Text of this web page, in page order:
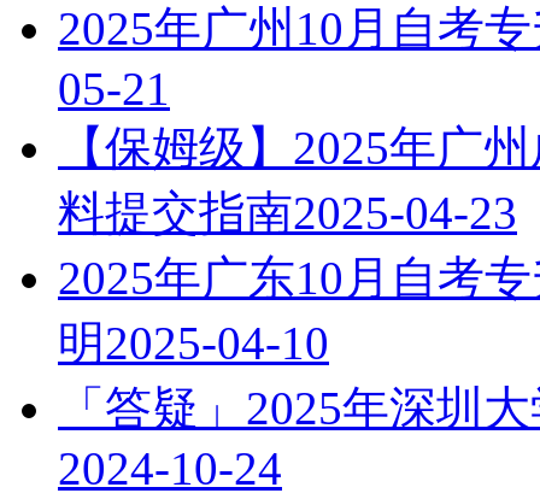
2025年广州10月自考
05-21
【保姆级】2025年广
料提交指南2025-04-23
2025年广东10月自考
明2025-04-10
「答疑」2025年深圳
2024-10-24